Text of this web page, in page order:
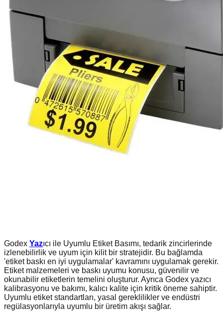
Godex Yazıcı ile Uyumlu Etiket Basımı, tedarik zincirlerinde
izlenebilirlik ve uyum için kilit bir stratejidir. Bu bağlamda
'etiket baskı en iyi uygulamalar' kavramını uygulamak gerekir.
Etiket malzemeleri ve baskı uyumu konusu, güvenilir ve
okunabilir etiketlerin temelini oluşturur. Ayrıca Godex yazıcı
kalibrasyonu ve bakımı, kalıcı kalite için kritik öneme sahiptir.
Uyumlu etiket standartları, yasal gereklilikler ve endüstri
regülasyonlarıyla uyumlu bir üretim akışı sağlar.